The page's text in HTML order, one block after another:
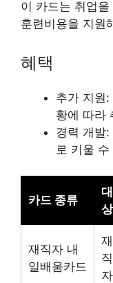
이 카드는 취업
훈련비용을 지원
혜택
추가 지원
황에 따라
경력 개발
로 키울
카드 종류
대
상
재직자 내
일배움카드
재
직
자